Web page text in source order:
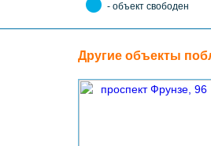
- объект свободен
Другие объекты